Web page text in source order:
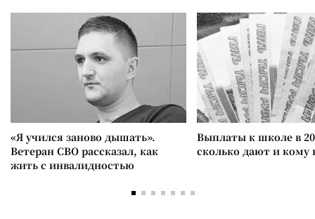
«Я учился заново дышать».
Ветеран СВО рассказал, как
жить с инвалидностью
Выплаты к школе в
сколько дают и